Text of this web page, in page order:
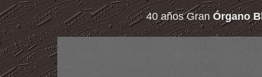
40 años Gran Órgano